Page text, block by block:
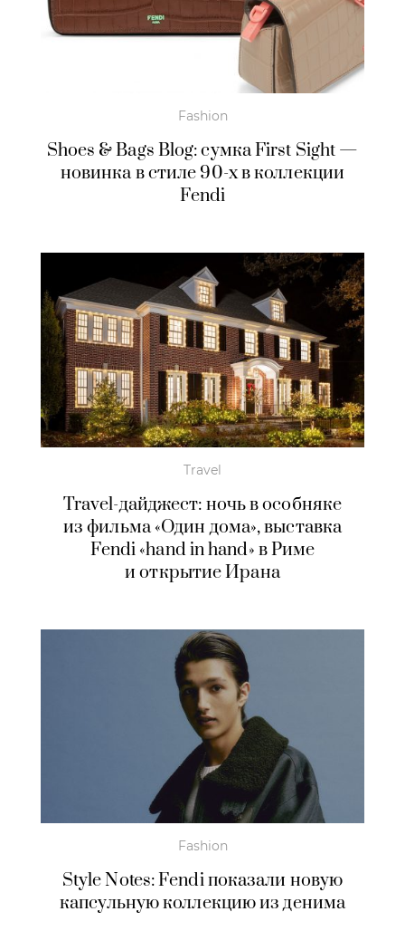
Fashion
Shoes & Bags Blog: сумка First Sight —
новинка в стиле 90-х в коллекции
Fendi
Travel
Travel-дайджест: ночь в особняке
из фильма «Один дома», выставка
Fendi «hand in hand» в Риме
и открытие Ирана
Fashion
Style Notes: Fendi показали новую
капсульную коллекцию из денима